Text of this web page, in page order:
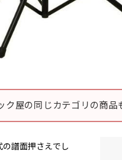
ク屋の同じカテゴリの商品
譜面押さえでし